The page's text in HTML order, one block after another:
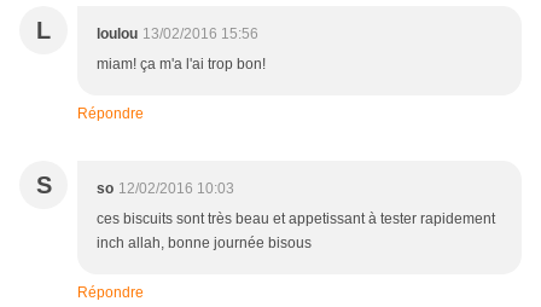
L loulou 13/02/2016 15:56
miam! ça m'a l'ai trop bon!
Répondre
S so 12/02/2016 10:03
ces biscuits sont très beau et appetissant à tester rapidement
inch allah, bonne journée bisous
Répondre